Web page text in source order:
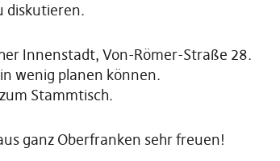
diskutieren.
Innenstadt, Von-Römer-Straße 28.
wenig planen können.
Stammtisch.
ganz Oberfranken sehr freuen!